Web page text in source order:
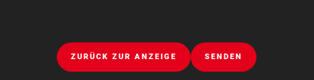
ZURÜCK ZUR ANZEIGE SENDEN